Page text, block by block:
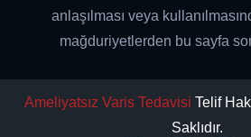
anlaşılması veya
mağduriyetlerden bu sayfa
Ameliyatsız Varis Tedavisi Telif
Saklıdır.